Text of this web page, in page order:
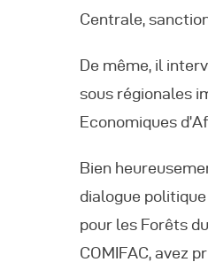
Centrale,
De même, il
sous régionales
Economiques
Bien
dialogue
pour les Forêts
COMIFAC, avez